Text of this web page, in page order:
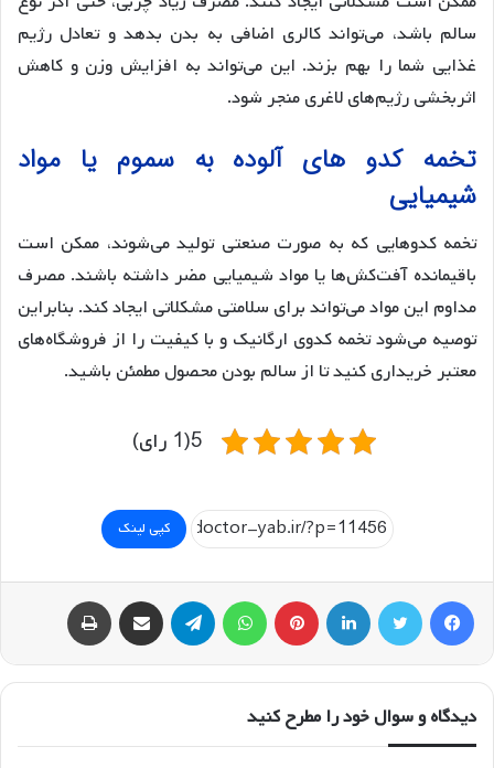
سالم باشد، می‌تواند کالری اضافی به بدن بدهد و تعادل رژیم
غذایی شما را بهم بزند. این می‌تواند به افزایش وزن و کاهش
اثربخشی رژیم‌های لاغری منجر شود.
تخمه کدو های آلوده به سموم یا مواد
شیمیایی
تخمه کدوهایی که به صورت صنعتی تولید می‌شوند، ممکن است
باقیمانده آفت‌کش‌ها یا مواد شیمیایی مضر داشته باشند. مصرف
مداوم این مواد می‌تواند برای سلامتی مشکلاتی ایجاد کند. بنابراین
توصیه می‌شود تخمه‌ کدوی ارگانیک و با کیفیت را از فروشگاه‌های
معتبر خریداری کنید تا از سالم بودن محصول مطمئن باشید.
5(1 رای)
کپی لینک
فیسبوک توییتر لینکداین پینتریست تلگرام اشتراک گذاری با ایمیل
دیدگاه و سوال خود را مطرح کنید